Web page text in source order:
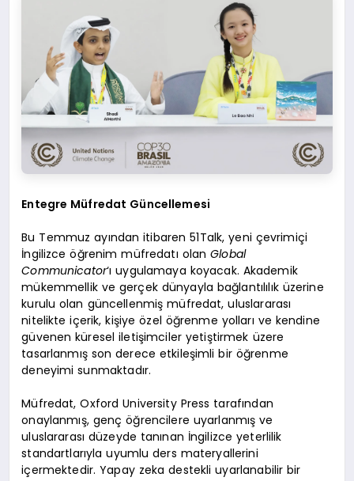
Entegre Müfredat Güncellemesi
Bu Temmuz ayından itibaren 51Talk, yeni çevrimiçi
İngilizce öğrenim müfredatı olanGlobal
Communicator‘ı uygulamaya koyacak. Akademik
mükemmellik ve gerçek dünyayla bağlantılılık üzerine
kurulu olan güncellenmiş müfredat, uluslararası
nitelikte içerik, kişiye özel öğrenme yolları ve kendine
güvenen küresel iletişimciler yetiştirmek üzere
tasarlanmış son derece etkileşimli bir öğrenme
deneyimi sunmaktadır.
Müfredat, Oxford University Press tarafından
onaylanmış, genç öğrencilere uyarlanmış ve
uluslararası düzeyde tanınan İngilizce yeterlilik
standartlarıyla uyumlu ders materyallerini
içermektedir. Yapay zeka destekli uyarlanabilir bir